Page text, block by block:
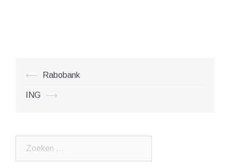
Post
navigation
⟵ Rabobank
ING ⟶